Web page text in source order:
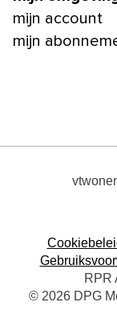
mijn account
mijn
RPR
© 2026 DPG